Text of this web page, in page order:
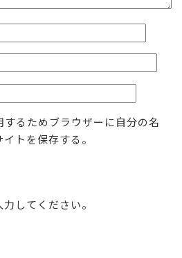
るためブラウザーに自分の名
トを保存する。
してください。